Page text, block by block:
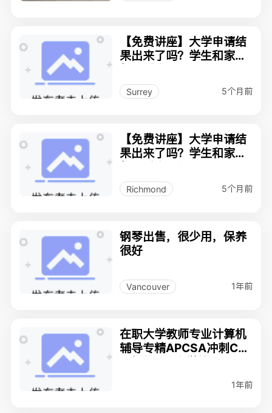
【免费讲座】大学申请结
果出来了吗？学生和家长
Surrey 5个月前
【免费讲座】大学申请结
果出来了吗？学生和家长
Richmond 5个月前
钢琴出售，很少用，保养
很好
Vancouver 1年前
在职大学教师专业计算机
辅导专精APCSA冲刺CC
1年前